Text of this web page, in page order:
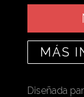
MÁS
Diseñada